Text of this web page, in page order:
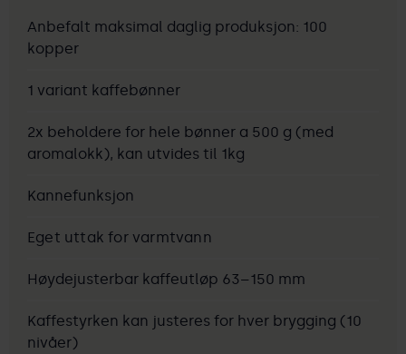
Anbefalt maksimal daglig produksjon: 100
kopper
1 variant kaffebønner
2x beholdere for hele bønner a 500 g (med
aromalokk), kan utvides til 1kg
Kannefunksjon
Eget uttak for varmtvann
Høydejusterbar kaffeutløp 63–150 mm
Kaffestyrken kan justeres for hver brygging (10
nivåer)